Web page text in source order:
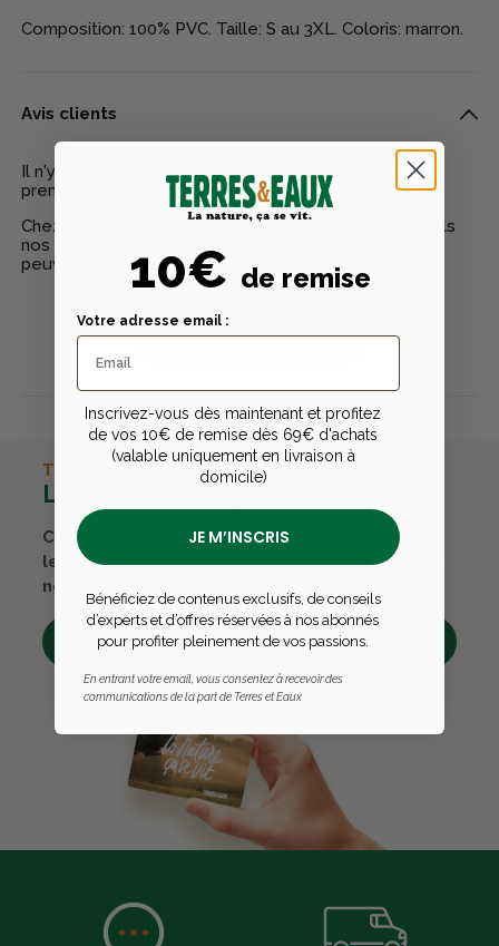
Composition: 100% PVC. Taille: S au 3XL. Coloris: marron.
Avis clients
Il n'y a pas encore d'avis pour ce produit - Soyez le
premier à rédiger un avis
Chez Terres & Eaux, les avis sont 100% certifiés : seuls
nos clients ayant réellement acheté nos produits
peuvent laisser un avis
Publier un avis
TERRES & EAUX
La carte avantages
Cumulez des points passions et convertissez-
les en bons cadeaux. Bénéficiez également de
nombreux autres avantages.
Découvrez tous ses avantages
10€ de remise
Votre adresse email :
Inscrivez-vous dès maintenant et profitez
de vos 10€ de remise dès 69€ d'achats
(valable uniquement en livraison à
domicile)
JE M’INSCRIS
Bénéficiez de contenus exclusifs, de conseils
d’experts et d’offres réservées à nos abonnés
pour profiter pleinement de vos passions.
En entrant votre email, vous consentez à recevoir des
communications de la part de Terres et Eaux